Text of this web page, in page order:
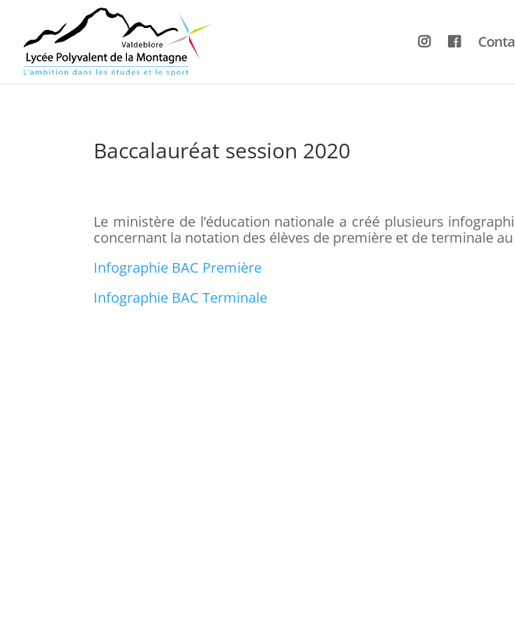
Baccalauréat session 2020
Le ministère de l’éducation nationale a créé plusieurs
concernant la notation des élèves de première et de terminale
Infographie BAC Première
Infographie BAC Terminale